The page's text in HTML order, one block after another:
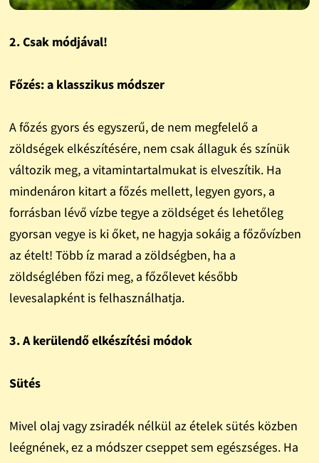
2. Csak módjával!
Főzés: a klasszikus módszer
A főzés gyors és egyszerű, de nem megfelelő a
zöldségek elkészítésére, nem csak állaguk és színük
változik meg, a vitamintartalmukat is elveszítik. Ha
mindenáron kitart a főzés mellett, legyen gyors, a
forrásban lévő vízbe tegye a zöldséget és lehetőleg
gyorsan vegye is ki őket, ne hagyja sokáig a főzővízben
az ételt! Több íz marad a zöldségben, ha a
zöldséglében főzi meg, a főzőlevet később
levesalapként is felhasználhatja.
3. A kerülendő elkészítési módok
Sütés
Mivel olaj vagy zsiradék nélkül az ételek sütés közben
leégnének, ez a módszer cseppet sem egészséges. Ha